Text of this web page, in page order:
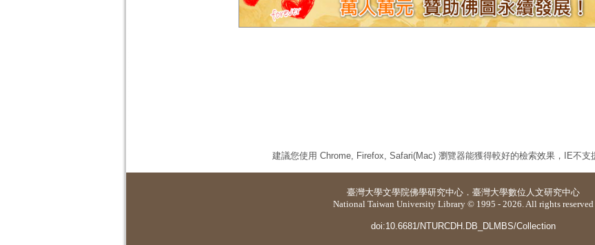
建議您使用 Chrome, Firefox, Safari(Mac) 瀏覽器能獲得較好的檢索效果，IE不支
臺灣大學文學院佛學研究中心 ． 臺灣大學數位人文研究中心
National Taiwan University Library © 1995 - 2026. All rights reserved
doi:10.6681/NTURCDH.DB_DLMBS/Collection